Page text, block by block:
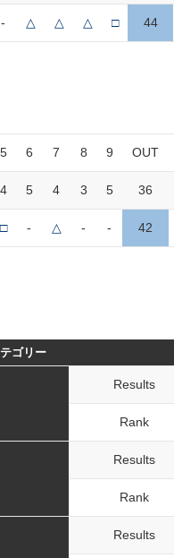
- △ △ △ □ 44
5 6 7 8 9 OUT
4 5 4 3 5 36
□ - △ - - 42
ゴリー
Results
Rank
Results
Rank
Results